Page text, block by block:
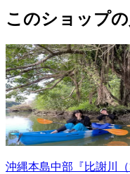
このショップ
沖縄本島中部『比謝川